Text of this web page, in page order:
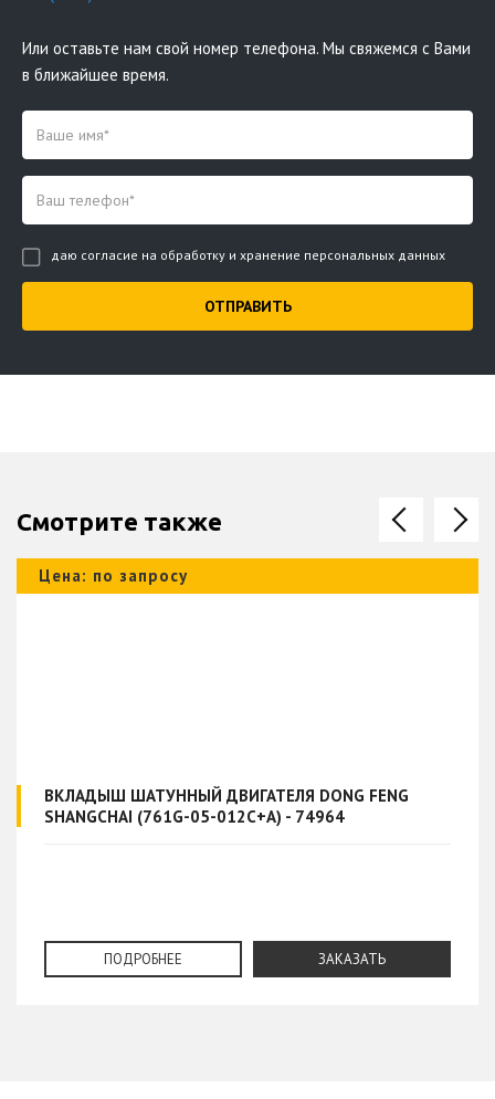
Или оставьте нам свой номер телефона. Мы свяжемся с Вами
в ближайшее время.
даю согласие на обработку и хранение персональных данных
Смотрите также
Цена: по запросу
ВКЛАДЫШ ШАТУННЫЙ ДВИГАТЕЛЯ DONG FENG
SHANGCHAI (761G-05-012C+A) - 74964
ПОДРОБНЕЕ ЗАКАЗАТЬ